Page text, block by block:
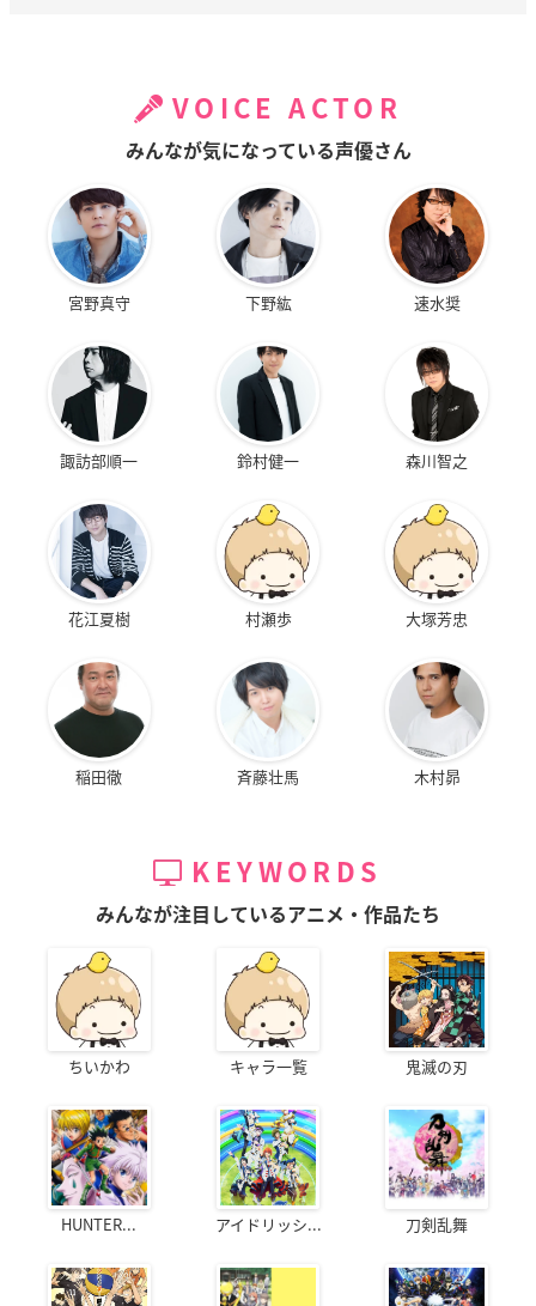
VOICE ACTOR
みんなが気になっている声優さん
宮野真守 下野紘 速水奨
諏訪部順一 鈴村健一 森川智之
花江夏樹 村瀬歩 大塚芳忠
稲田徹 斉藤壮馬 木村昴
KEYWORDS
みんなが注目しているアニメ・作品たち
ちいかわ キャラ一覧 鬼滅の刃
HUNTER... アイドリッシ... 刀剣乱舞